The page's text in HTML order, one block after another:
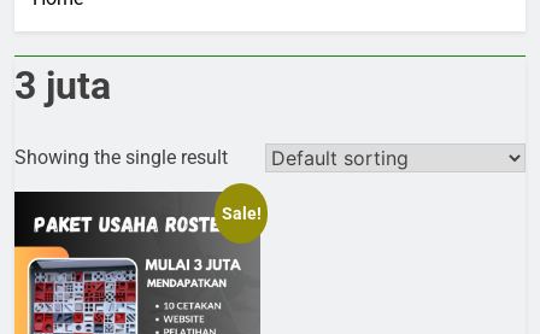
3 juta
Showing the single result
Sale!